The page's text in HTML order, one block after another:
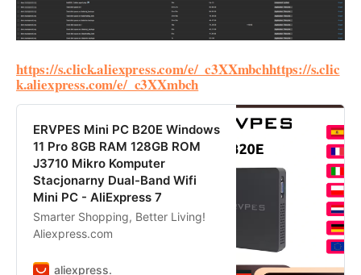
https://s.click.aliexpress.com/e/_c3XXmbchhttps://s.clic
k.aliexpress.com/e/_c3XXmbch
ERVPES Mini PC B20E Windows
11 Pro 8GB RAM 128GB ROM
J3710 Mikro Komputer
Stacjonarny Dual-Band Wifi
Mini PC - AliExpress 7
Smarter Shopping, Better Living!
Aliexpress.com
aliexpress.